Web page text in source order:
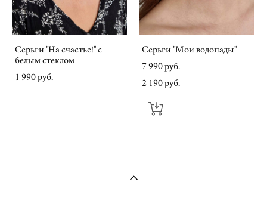
Серьги "На счастье!" с
белым стеклом
1 990 pуб.
Серьги "Мои водопады"
7 990 pуб.
2 190 pуб.